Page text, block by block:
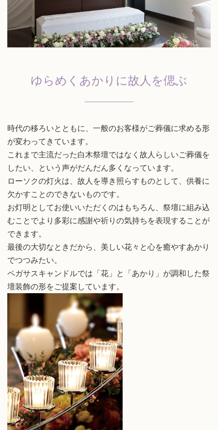
ゆらめくあかりに故人を偲ぶ
時代の移ろいとともに、一般のお客様がご葬儀に求める形
が変わってきています。
これまで主流だった白木祭壇ではなく故人らしいご葬儀を
したい、という声がだんだん多くなっています。
ローソクの灯火は、故人を導き照らすものとして、供養に
欠かすことのできないものです。
お灯明としてお使いいただくのはもちろん、祭壇に組み込
むことでより多彩に感謝や祈りの気持ちを表現することが
できます。
最後の大切なときだから、美しい花々と心を癒やすあかり
でつつみたい。
ペガサスキャンドルでは「花」と「あかり」が調和した祭
壇装飾の形をご提案しています。